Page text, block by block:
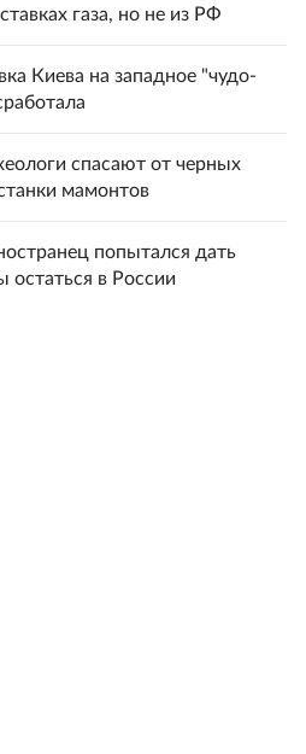
газа, но не из РФ
Киева на западное "чудо-
спасают от черных
мамонтов
попытался дать
остаться в России